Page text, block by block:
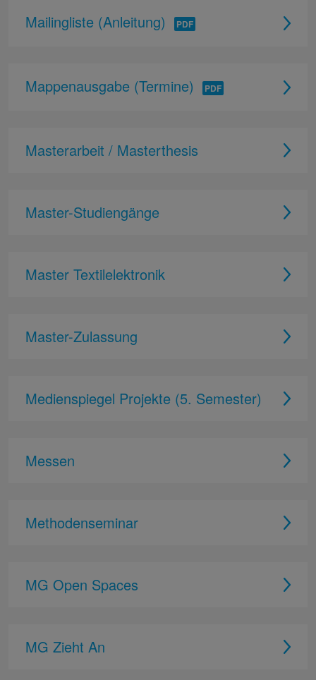
Mailingliste (Anleitung)
Mappenausgabe (Termine)
Masterarbeit / Masterthesis
Master-Studiengänge
Master Textilelektronik
Master-Zulassung
Medienspiegel Projekte (5. Semester)
Messen
Methodenseminar
MG Open Spaces
MG Zieht An